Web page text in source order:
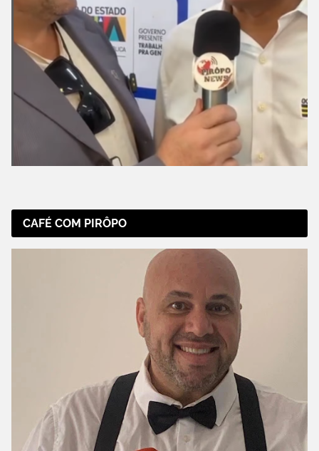
CAFÉ COM PIRÔPO